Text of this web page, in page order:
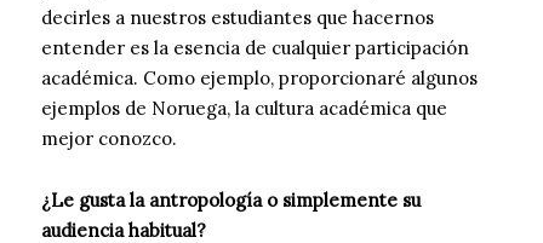
decirles a nuestros estudiantes que hacernos
entender es la esencia de cualquier participación
académica. Como ejemplo, proporcionaré algunos
ejemplos de Noruega, la cultura académica que
mejor conozco.
¿Le gusta la antropología o simplemente su
audiencia habitual?